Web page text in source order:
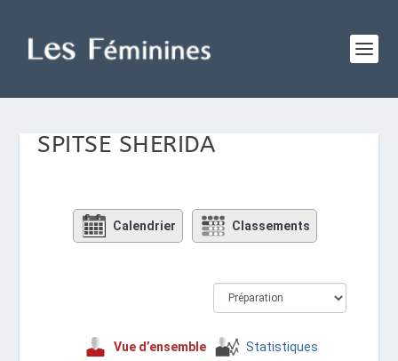
SPITSE SHERIDA
Calendrier Classements
Vue d’ensemble Statistiques